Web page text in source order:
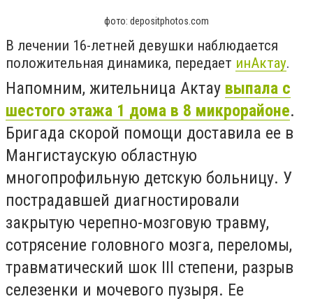
фото: depositphotos.com
В лечении 16-летней девушки наблюдается
положительная динамика, передает инАктау.
Напомним, жительница Актау выпала с
шестого этажа 1 дома в 8 микрорайоне.
Бригада скорой помощи доставила ее в
Мангистаускую областную
многопрофильную детскую больницу. У
пострадавшей диагностировали
закрытую черепно-мозговую травму,
сотрясение головного мозга, переломы,
травматический шок III степени, разрыв
селезенки и мочевого пузыря. Ее